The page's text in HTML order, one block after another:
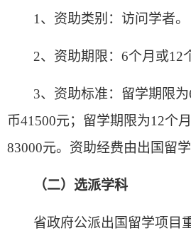
1、资助类别：访问学者。
2、资助期限：6个月或12
3、资助标准：留学期限
币41500元；留学期限为12个
83000元。资助经费由出国留
（二）选派学科
省政府公派出国留学项目